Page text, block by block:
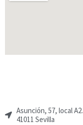
Asunción, 57, local A2.
41011 Sevilla